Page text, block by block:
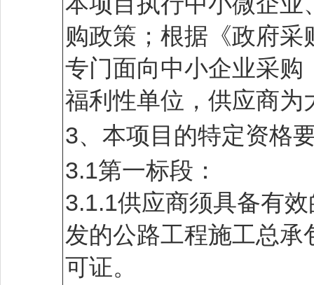
购政策；根据《政府
专门面向中小企业采购
福利性单位，供应商为
3、本项目的特定资格
3.1第一标段：
3.1.1供应商须具备有
发的公路工程施工总
可证。